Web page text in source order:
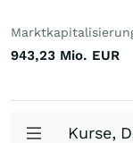
943,23 Mio. EUR
Kurse,